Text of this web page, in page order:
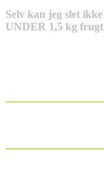
Selv kan jeg slet
UNDER 1,5 kg